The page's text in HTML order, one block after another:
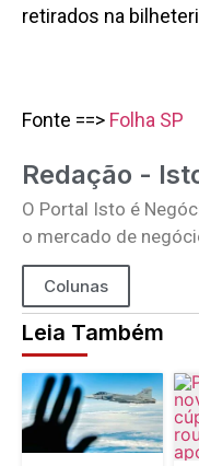
retirados na
Fonte ==> Folha SP
Redação -
O Portal Isto é
o mercado de
Colunas
Leia Também